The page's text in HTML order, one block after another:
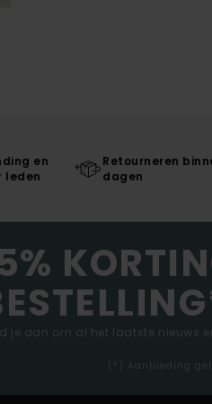
en
leden
Retourneren
dagen
je aan om al het laatste nieuws
(*) Aanbieding